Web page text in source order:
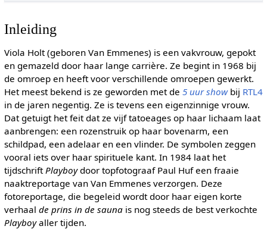
Inleiding
Viola Holt (geboren Van Emmenes) is een vakvrouw, gepokt
en gemazeld door haar lange carrière. Ze begint in 1968 bij
de omroep en heeft voor verschillende omroepen gewerkt.
Het meest bekend is ze geworden met de 5 uur showbij RTL4
in de jaren negentig. Ze is tevens een eigenzinnige vrouw.
Dat getuigt het feit dat ze vijf tatoeages op haar lichaam laat
aanbrengen: een rozenstruik op haar bovenarm, een
schildpad, een adelaar en een vlinder. De symbolen zeggen
vooral iets over haar spirituele kant. In 1984 laat het
tijdschrift Playboydoor topfotograaf Paul Huf een fraaie
naaktreportage van Van Emmenes verzorgen. Deze
fotoreportage, die begeleid wordt door haar eigen korte
verhaal de prins in de saunais nog steeds de best verkochte
Playboyaller tijden.